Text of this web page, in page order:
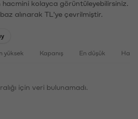
hacmini kolayca görüntüleyebilirsiniz.
alınarak TL'ye çevrilmiştir.
yüksek Kapanış En düşük
için veri bulunamadı.